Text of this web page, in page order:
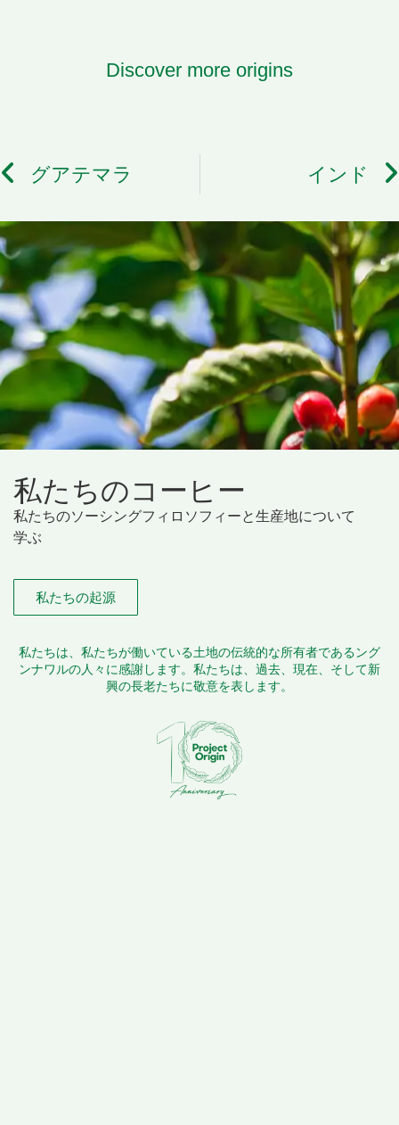
Discover more origins
グアテマラ インド
私たちのコーヒー
私たちのソーシングフィロソフィーと生産地について
学ぶ
私たちの起源
私たちは、私たちが働いている土地の伝統的な所有者であるング
ンナワルの人々に感謝します。私たちは、過去、現在、そして新
興の長老たちに敬意を表します。